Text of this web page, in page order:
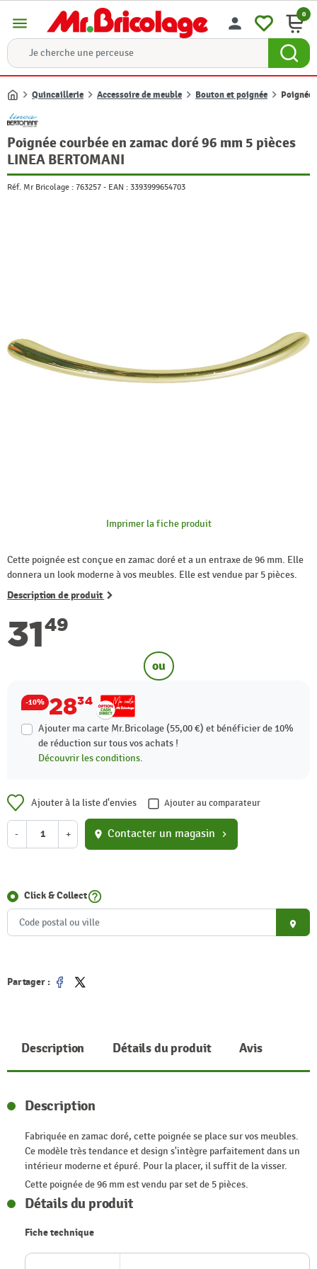
menu person 0
Accueil
Quincaillerie Accessoire de meuble Bouton et poignée Poignée
Poignée courbée en zamac doré 96 mm 5 pièces
LINEA BERTOMANI
Réf. Mr Bricolage : 763257 - EAN : 3393999654703
Imprimer la fiche produit
Cette poignée est conçue en zamac doré et a un entraxe de 96 mm. Elle
donnera un look moderne à vos meubles. Elle est vendue par 5 pièces.
Description de produit
3149
ou
-10% 2834
Ajouter ma carte Mr.Bricolage (55,00 €) et bénéficier de 10%
de réduction sur tous vos achats !
Découvrir les conditions.
Ajouter à la liste d'envies Ajouter au comparateur
- + location_on Contacter un magasin chevron_right
Click & Collecthelp_outline
place
Partager :
Partager
Tweet
Description Détails du produit Avis
Description
Fabriquée en zamac doré, cette poignée se place sur vos meubles.
Ce modèle très tendance et design s'intègre parfaitement dans un
intérieur moderne et épuré. Pour la placer, il suffit de la visser.
Cette poignée de 96 mm est vendu par set de 5 pièces.
Détails du produit
Fiche technique